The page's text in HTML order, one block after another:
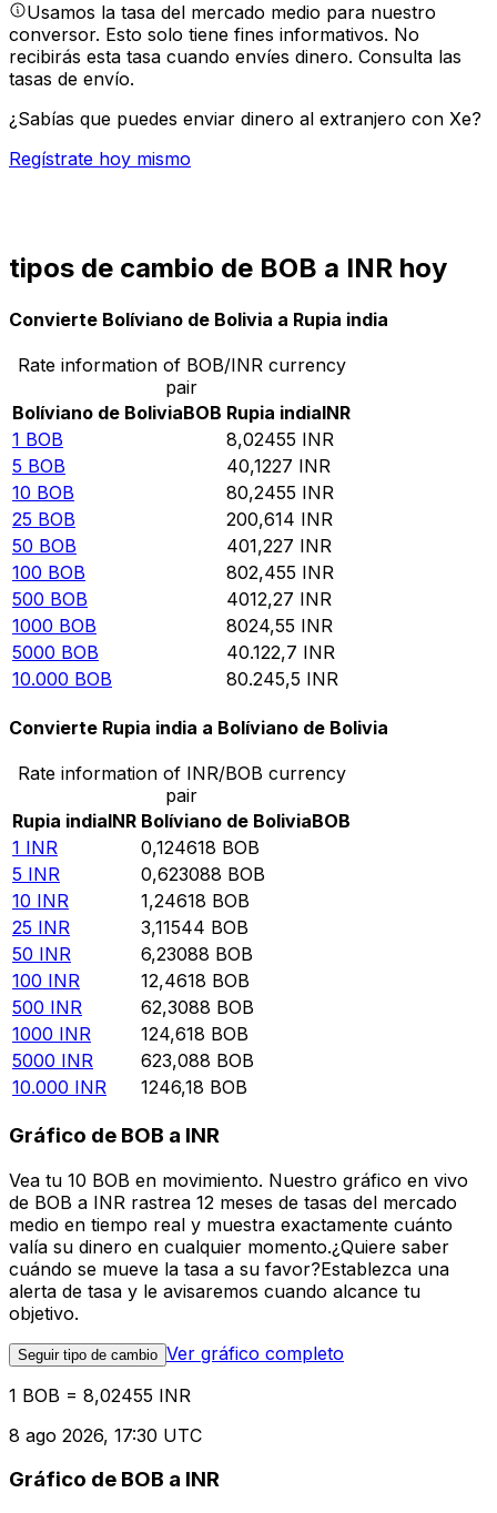
Usamos la tasa del mercado medio para nuestro
conversor. Esto solo tiene fines informativos. No
recibirás esta tasa cuando envíes dinero. Consulta las
tasas de envío.
¿Sabías que puedes enviar dinero al extranjero con Xe?
Regístrate hoy mismo
tipos de cambio de BOB a INR hoy
Convierte Bolíviano de Bolivia a Rupia india
Rate information of BOB/INR currency
pair
Bolíviano de BoliviaBOB Rupia indiaINR
1 BOB 8,02455 INR
5 BOB 40,1227 INR
10 BOB 80,2455 INR
25 BOB 200,614 INR
50 BOB 401,227 INR
100 BOB 802,455 INR
500 BOB 4012,27 INR
1000 BOB 8024,55 INR
5000 BOB 40.122,7 INR
10.000 BOB 80.245,5 INR
Convierte Rupia india a Bolíviano de Bolivia
Rate information of INR/BOB currency
pair
Rupia indiaINR Bolíviano de BoliviaBOB
1 INR 0,124618 BOB
5 INR 0,623088 BOB
10 INR 1,24618 BOB
25 INR 3,11544 BOB
50 INR 6,23088 BOB
100 INR 12,4618 BOB
500 INR 62,3088 BOB
1000 INR 124,618 BOB
5000 INR 623,088 BOB
10.000 INR 1246,18 BOB
Gráfico de BOB a INR
Vea tu 10 BOB en movimiento. Nuestro gráfico en vivo
de BOB a INR rastrea 12 meses de tasas del mercado
medio en tiempo real y muestra exactamente cuánto
valía su dinero en cualquier momento.¿Quiere saber
cuándo se mueve la tasa a su favor?Establezca una
alerta de tasa y le avisaremos cuando alcance tu
objetivo.
Seguir tipo de cambio Ver gráfico completo
1 BOB = 8,02455 INR
8 ago 2026, 17:30 UTC
Gráfico de BOB a INR